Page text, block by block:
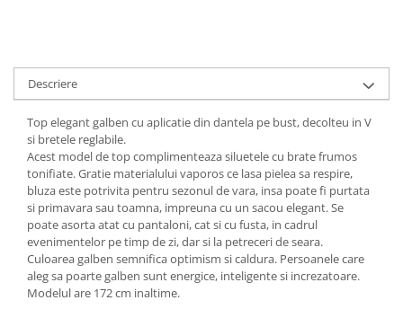
Descriere
Top elegant galben cu aplicatie din dantela pe bust, decolteu in V
si bretele reglabile.
Acest model de top complimenteaza siluetele cu brate frumos
tonifiate. Gratie materialului vaporos ce lasa pielea sa respire,
bluza este potrivita pentru sezonul de vara, insa poate fi purtata
si primavara sau toamna, impreuna cu un sacou elegant. Se
poate asorta atat cu pantaloni, cat si cu fusta, in cadrul
evenimentelor pe timp de zi, dar si la petreceri de seara.
Culoarea galben semnifica optimism si caldura. Persoanele care
aleg sa poarte galben sunt energice, inteligente si increzatoare.
Modelul are 172 cm inaltime.